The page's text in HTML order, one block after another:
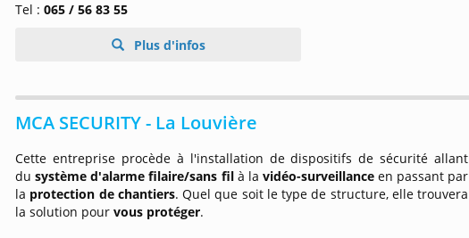
Tel :065 / 56 83 55
Plus d'infos
MCA SECURITY - La Louvière
Cette entreprise procède à l'installation de dispositifs de sécurité allant
dusystème d'alarme filaire/sans filà la vidéo-surveillanceen passant par
la protection de chantiers. Quel que soit le type de structure, elle trouvera
la solution pourvous protéger.